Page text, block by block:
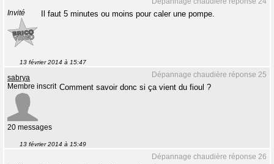
Invité Il faut 5 minutes ou moins pour caler une pompe.
13 février 2014 à 15:47
Dépannage chaudière réponse 25
sabrya
Membre inscrit
20 messages
Comment savoir donc si ça vient du fioul ?
13 février 2014 à 15:49
Dépannage chaudière réponse 26